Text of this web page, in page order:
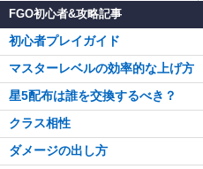
FGO初心者&攻略記事
初心者プレイガイド
マスターレベルの効率的な上げ方
星5配布は誰を交換するべき？
クラス相性
ダメージの出し方